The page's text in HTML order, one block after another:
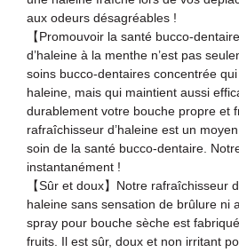
aux odeurs désagréables !
【Promouvoir la santé bucco-
d’haleine à la menthe n’est pas
soins bucco-dentaires concentrée
haleine, mais qui maintient aussi
durablement votre bouche propre et
rafraîchisseur d’haleine est un
soin de la santé bucco-dentaire.
instantanément !
【Sûr et doux】Notre rafraîchisseur
haleine sans sensation de brûlure ni
spray pour bouche sèche est
fruits. Il est sûr, doux et non irritant